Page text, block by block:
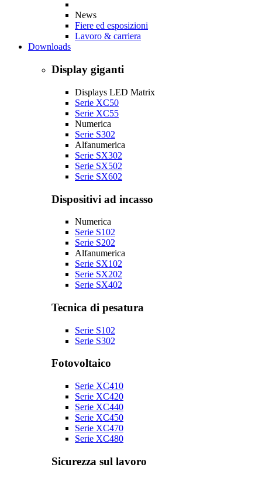
News
Fiere ed esposizioni
Lavoro & carriera
Downloads
Display giganti
Displays LED Matrix
Serie XC50
Serie XC55
Numerica
Serie S302
Alfanumerica
Serie SX302
Serie SX502
Serie SX602
Dispositivi ad incasso
Numerica
Serie S102
Serie S202
Alfanumerica
Serie SX102
Serie SX202
Serie SX402
Tecnica di pesatura
Serie S102
Serie S302
Fotovoltaico
Serie XC410
Serie XC420
Serie XC440
Serie XC450
Serie XC470
Serie XC480
Sicurezza sul lavoro